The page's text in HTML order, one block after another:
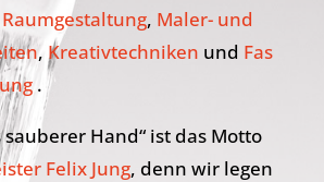
Raumgestaltung, Maler- und
, Kreativtechniken und Fas
.
Hand“ ist das Motto
Felix Jung, denn wir legen